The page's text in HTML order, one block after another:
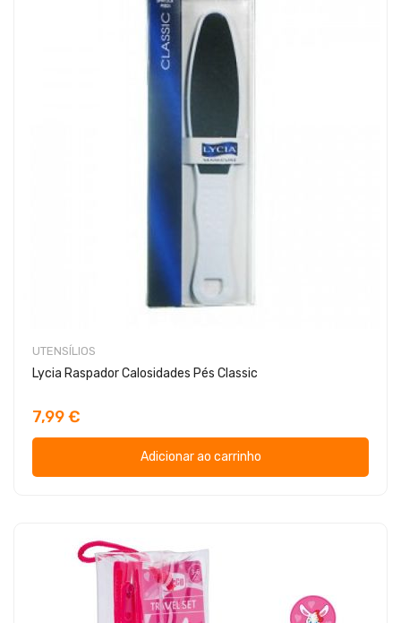
UTENSÍLIOS
Lycia Raspador Calosidades Pés Classic
7,99 €
Adicionar ao carrinho